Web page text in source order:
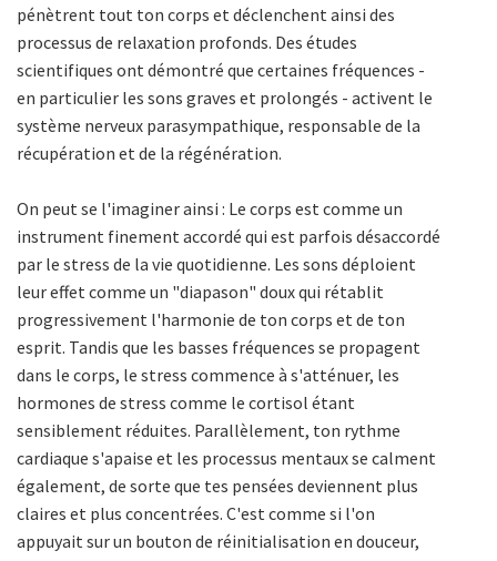
pénètrent tout ton corps et déclenchent ainsi des
processus de relaxation profonds. Des études
scientifiques ont démontré que certaines fréquences -
en particulier les sons graves et prolongés - activent le
système nerveux parasympathique, responsable de la
récupération et de la régénération.
On peut se l'imaginer ainsi : Le corps est comme un
instrument finement accordé qui est parfois désaccordé
par le stress de la vie quotidienne. Les sons déploient
leur effet comme un "diapason" doux qui rétablit
progressivement l'harmonie de ton corps et de ton
esprit. Tandis que les basses fréquences se propagent
dans le corps, le stress commence à s'atténuer, les
hormones de stress comme le cortisol étant
sensiblement réduites. Parallèlement, ton rythme
cardiaque s'apaise et les processus mentaux se calment
également, de sorte que tes pensées deviennent plus
claires et plus concentrées. C'est comme si l'on
appuyait sur un bouton de réinitialisation en douceur,